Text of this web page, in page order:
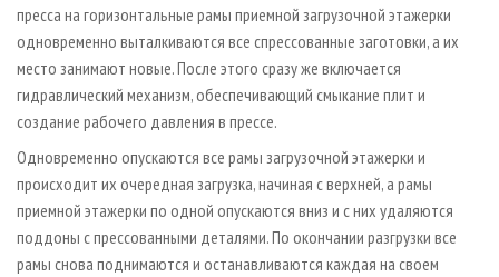
пресса на горизонтальные рамы приемной загрузочной этажерки
одновременно выталкиваются все спрессованные заготовки, а их
место занимают новые. После этого сразу же включается
гидравлический механизм, обеспечивающий смыкание плит и
создание рабочего давления в прессе.
Одновременно опускаются все рамы загрузочной этажерки и
происходит их очередная загрузка, начиная с верхней, а рамы
приемной этажерки по одной опускаются вниз и с них удаляются
поддоны с прессованными деталями. По окончании разгрузки все
рамы снова поднимаются и останавливаются каждая на своем